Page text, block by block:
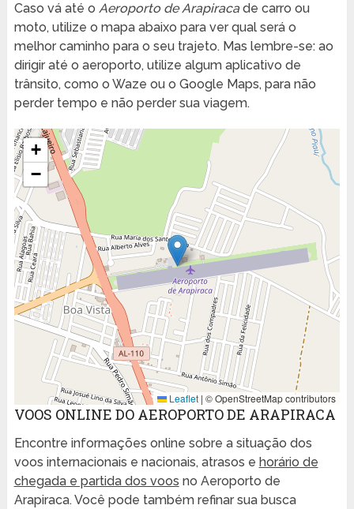
Caso vá até o Aeroporto de Arapiracade carro ou
moto, utilize o mapa abaixo para ver qual será o
melhor caminho para o seu trajeto. Mas lembre-se: ao
dirigir até o aeroporto, utilize algum aplicativo de
trânsito, como o Waze ou o Google Maps, para não
perder tempo e não perder sua viagem.
+
−
Leaflet | © OpenStreetMap contributors
VOOS ONLINE DO AEROPORTO DE ARAPIRACA
Encontre informações online sobre a situação dos
voos internacionais e nacionais, atrasos e horário de
chegada e partida dos voos no Aeroporto de
Arapiraca. Você pode também refinar sua busca